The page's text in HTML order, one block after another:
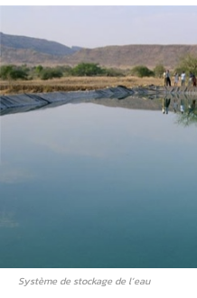
Système de stockage de l’eau